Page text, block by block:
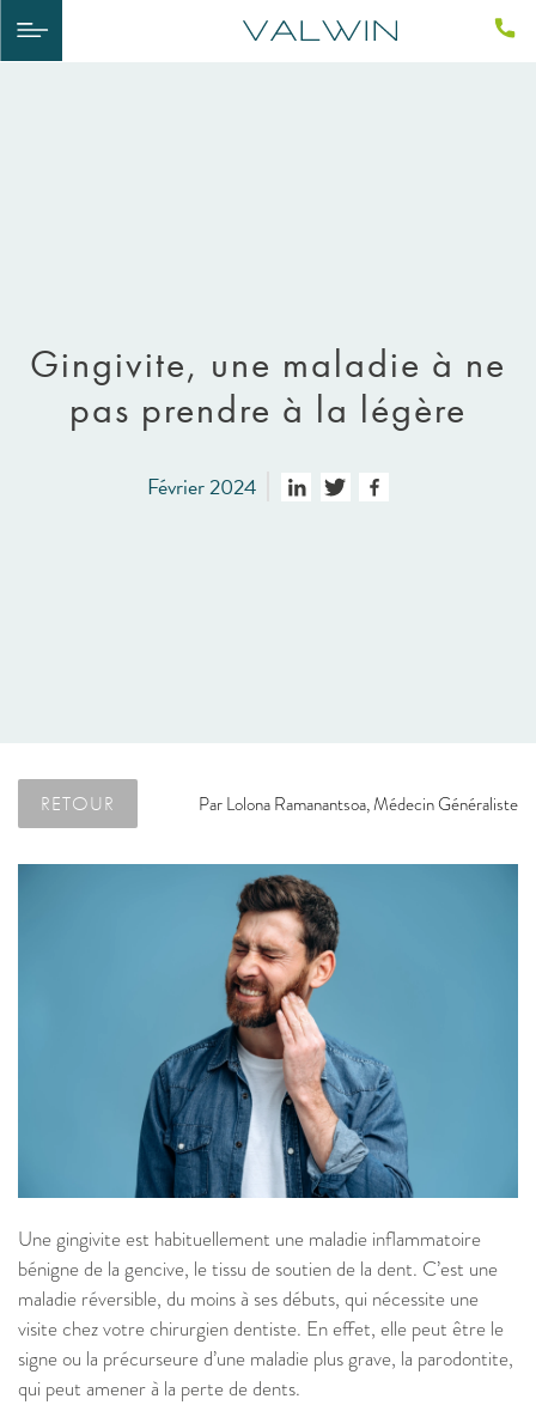
Gingivite, une maladie à ne
pas prendre à la légère
Février 2024
RETOUR ParLolona Ramanantsoa, Médecin Généraliste
Une gingivite est habituellement une maladie inflammatoire
bénigne de la gencive, le tissu de soutien de la dent. C’est une
maladie réversible, du moins à ses débuts, qui nécessite une
visite chez votre chirurgien dentiste. En effet, elle peut être le
signe ou la précurseure d’une maladie plus grave, la parodontite,
qui peut amener à la perte de dents.